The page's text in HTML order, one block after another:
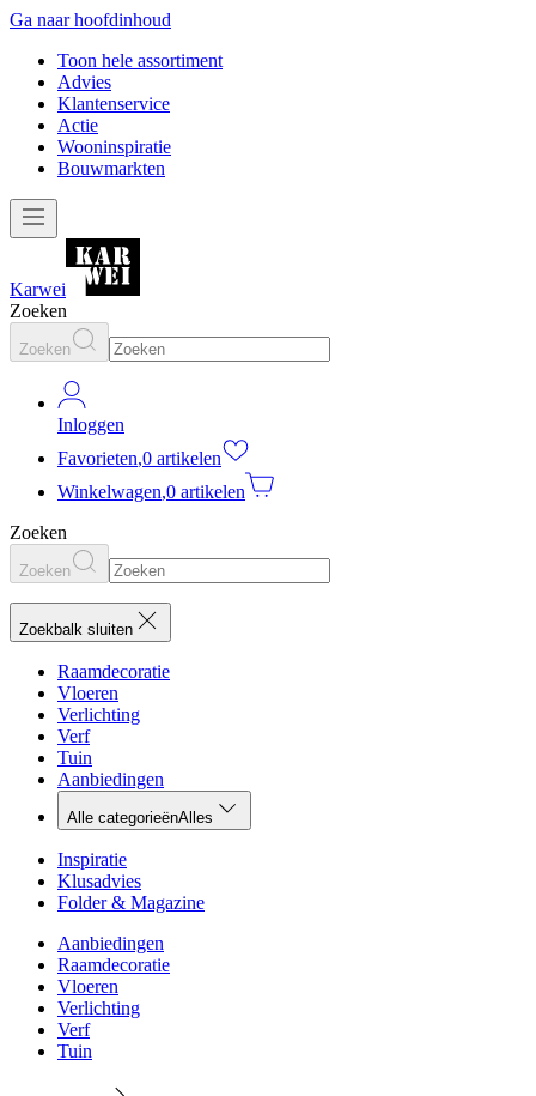
Ga naar hoofdinhoud
Toon hele assortiment
Advies
Klantenservice
Actie
Wooninspiratie
Bouwmarkten
Karwei
Zoeken
Zoeken
Inloggen
Favorieten,0 artikelen
Winkelwagen,0 artikelen
Zoeken
Zoeken
Zoekbalk sluiten
Raamdecoratie
Vloeren
Verlichting
Verf
Tuin
Aanbiedingen
Alle categorieënAlles
Inspiratie
Klusadvies
Folder & Magazine
Aanbiedingen
Raamdecoratie
Vloeren
Verlichting
Verf
Tuin